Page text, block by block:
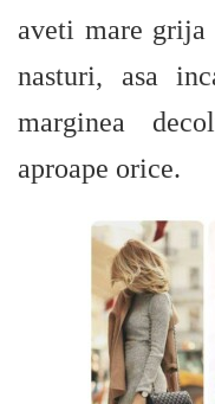
aveti mare grija
nasturi, asa
marginea
aproape orice.